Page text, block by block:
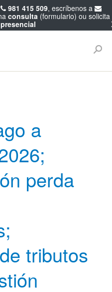
a
perda
tributos
981 415 509, escríbenos a
consulta(formulario) ou solicita